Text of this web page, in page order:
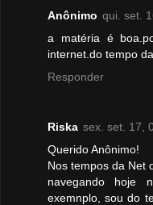
Anônimo qui. set.
a matéria é
internet.do tempo
Responder
Riska sex. set. 17,
Querido Anônimo!
Nos tempos da Net
navegando hoje
exemnplo, sou do